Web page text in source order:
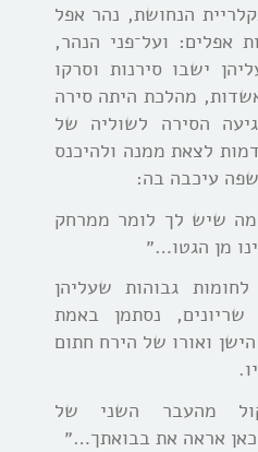
הנחושת, נהר אפל
אפלים: ועל־פני הנהר,
ישבו סירנות וסרקו
מהלכת היתה סירה
הסירה לשוליה של
לצאת ממנה ולהיכנס
עיכבה בה:
מה שיש לך לומר ממרחק
מן הגטו…״
גבוהות שעליהן
שריונים, נסתמן באמת
ואורו של הירח חתום
מהעבר השני של
אראה את בבואתך…״